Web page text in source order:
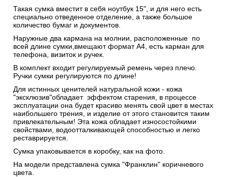
Такая сумка вместит в себя ноутбук 15", и для него есть
специально отведенное отделение, а также большое
количество бумаг и документов.
Наружные два кармана на молнии , расположенные по
всей длине сумки,вмещают формат А4, есть карман для
телефона, визиток и ручек.
В комплект входит регулируемый ремень через плечо.
Ручки сумки регулируются по длине!
Для истинных ценителей натуральной кожи - кожа
"эксклюзив"обладает эффектом старения, в процессе
эксплуатации она будет красиво менять свой цвет в местах
наибольшего трения, и изделие от этого становится таким
привлекательным! Эта кожа обладает износостойкими
свойствами, водоотталкивающей способностью и легко
реставрируется.
Сумка упаковывается в коробку, как на фото.
На модели представлена сумка "Франклин" коричневого
цвета.